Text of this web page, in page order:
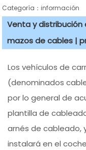
Categoría：información
Venta y
mazos de cables |
Los vehículos de
(denominados
por lo general de
plantilla de
arnés de cableado,
instalará en el